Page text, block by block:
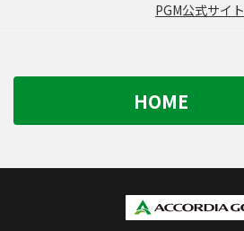
PGM公式サイト
HOME